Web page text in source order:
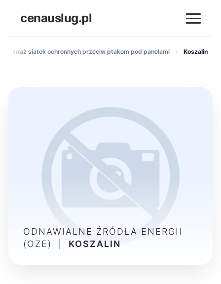
cenauslug.pl
Montaż siatek ochronnych przeciw ptakom pod panelami Koszalin
ODNAWIALNE ŹRÓDŁA ENERGII
(OZE)
KOSZALIN